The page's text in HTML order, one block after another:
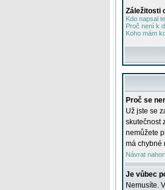
Záležitosti
Kdo napsal
Proč není k
Koho mám
Proč se
Už jste se
skutečnost
nemůžete
má chybné
Návrat
Je vůbec
Nemusíte.